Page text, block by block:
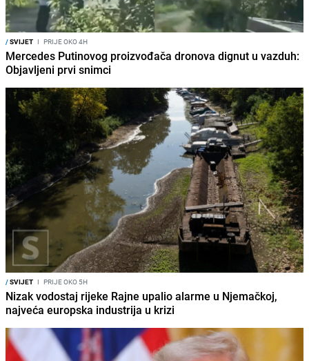
/SVIJET I PRIJE OKO 4H
Mercedes Putinovog proizvođača dronova dignut u vazduh:
Objavljeni prvi snimci
/SVIJET I PRIJE OKO 5H
Nizak vodostaj rijeke Rajne upalio alarme u Njemačkoj,
najveća europska industrija u krizi